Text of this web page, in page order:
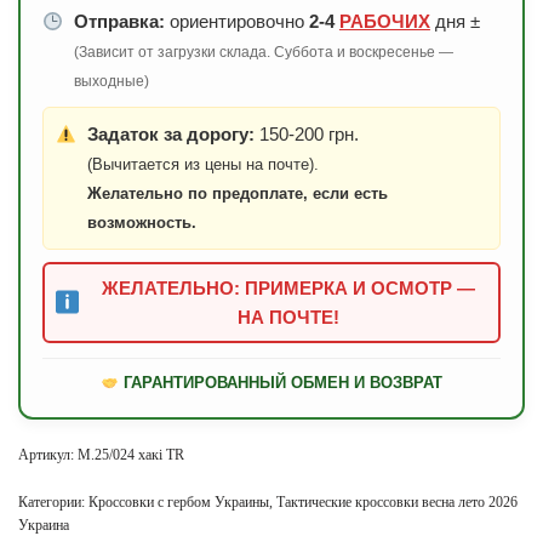
Отправка: ориентировочно 2-4 РАБОЧИХдня ±
(Зависит от загрузки склада. Суббота и воскресенье —
выходные)
Задаток за дорогу: 150-200 грн.
(Вычитается из цены на почте).
Желательно по предоплате, если есть
возможность.
ЖЕЛАТЕЛЬНО: ПРИМЕРКА И ОСМОТР —
НА ПОЧТЕ!
ГАРАНТИРОВАННЫЙ ОБМЕН И ВОЗВРАТ
Артикул: М.25/024 хакі TR
Категории: Кроссовки с гербом Украины, Тактические кроссовки весна лето 2026
Украина